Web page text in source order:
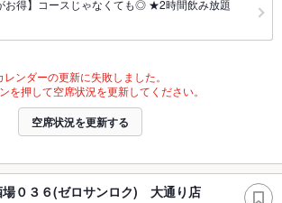
お得】コースじゃなくても◎ ★2時間飲み放題
レンダーの更新に失敗しました。
を押して空席状況を更新してください。
空席状況を更新する
０３６(ゼロサンロク) 大通り店